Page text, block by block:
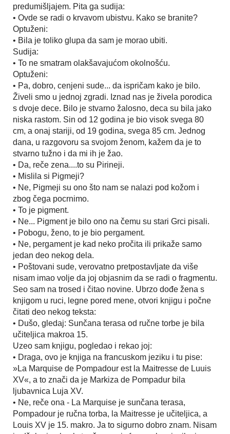
predumišljajem. Pita ga sudija:
• Ovde se radi o krvavom ubistvu. Kako se branite?
Optuženi:
• Bila je toliko glupa da sam je morao ubiti.
Sudija:
• To ne smatram olakšavajućom okolnošću.
Optuženi:
• Pa, dobro, cenjeni sude... da ispričam kako je bilo.
Živeli smo u jednoj zgradi. Iznad nas je živela porodica
s dvoje dece. Bilo je stvarno žalosno, deca su bila jako
niska rastom. Sin od 12 godina je bio visok svega 80
cm, a onaj stariji, od 19 godina, svega 85 cm. Jednog
dana, u razgovoru sa svojom ženom, kažem da je to
stvarno tužno i da mi ih je žao.
• Da, reče zena....to su Pirineji.
• Mislila si Pigmeji?
• Ne, Pigmeji su ono što nam se nalazi pod kožom i
zbog čega pocrnimo.
• To je pigment.
• Ne... Pigment je bilo ono na čemu su stari Grci pisali.
• Pobogu, ženo, to je bio pergament.
• Ne, pergament je kad neko pročita ili prikaže samo
jedan deo nekog dela.
• Poštovani sude, verovatno pretpostavljate da više
nisam imao volje da joj objasnim da se radi o fragmentu.
Seo sam na trosed i čitao novine. Ubrzo dođe žena s
knjigom u ruci, legne pored mene, otvori knjigu i počne
čitati deo nekog teksta:
• Dušo, gledaj: Sunčana terasa od ručne torbe je bila
učiteljica makroa 15.
Uzeo sam knjigu, pogledao i rekao joj:
• Draga, ovo je knjiga na francuskom jeziku i tu pise:
»La Marquise de Pompadour est la Maitresse de Luuis
XV«, a to znači da je Markiza de Pompadur bila
ljubavnica Luja XV.
• Ne, reče ona - La Marquise je sunčana terasa,
Pompadour je ručna torba, la Maitresse je učiteljica, a
Louis XV je 15. makro. Ja to sigurno dobro znam. Nisam